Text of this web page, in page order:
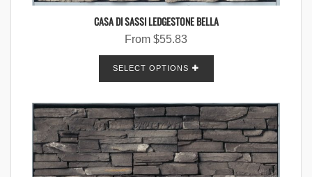
CASA DI SASSI LEDGESTONE BELLA
From $55.83
SELECT OPTIONS